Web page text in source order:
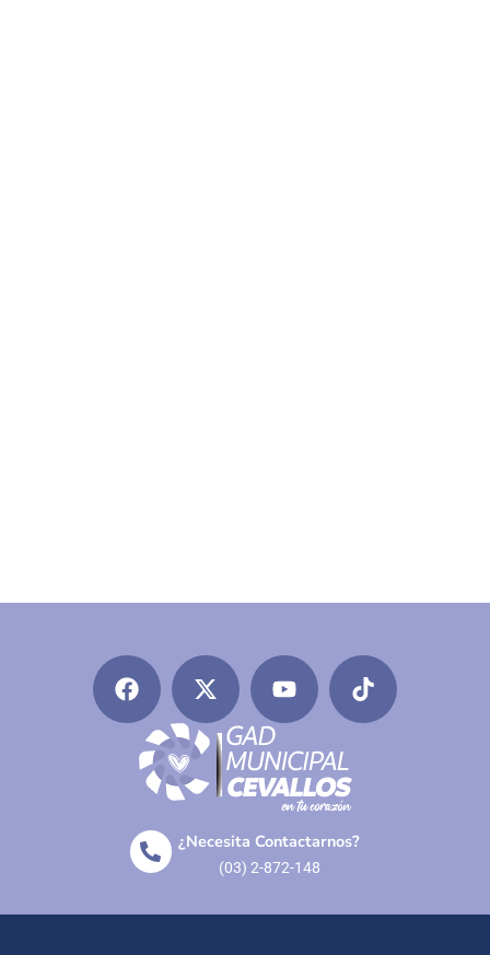
¿Necesita Contactarnos?
(03) 2-872-148